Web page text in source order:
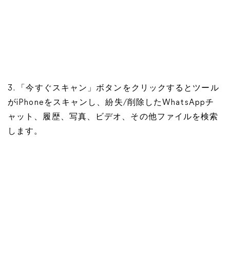
3. 「今すぐスキャン」ボタンをクリックするとツール
がiPhoneをスキャンし、紛失/削除したWhatsAppチ
ャット、履歴、写真、ビデオ、その他ファイルを検索
します。